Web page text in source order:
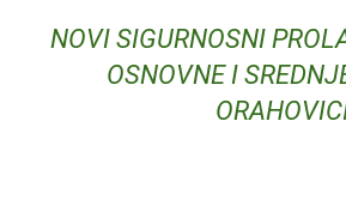
NOVI SIGURNOSNI
OSNOVNE I